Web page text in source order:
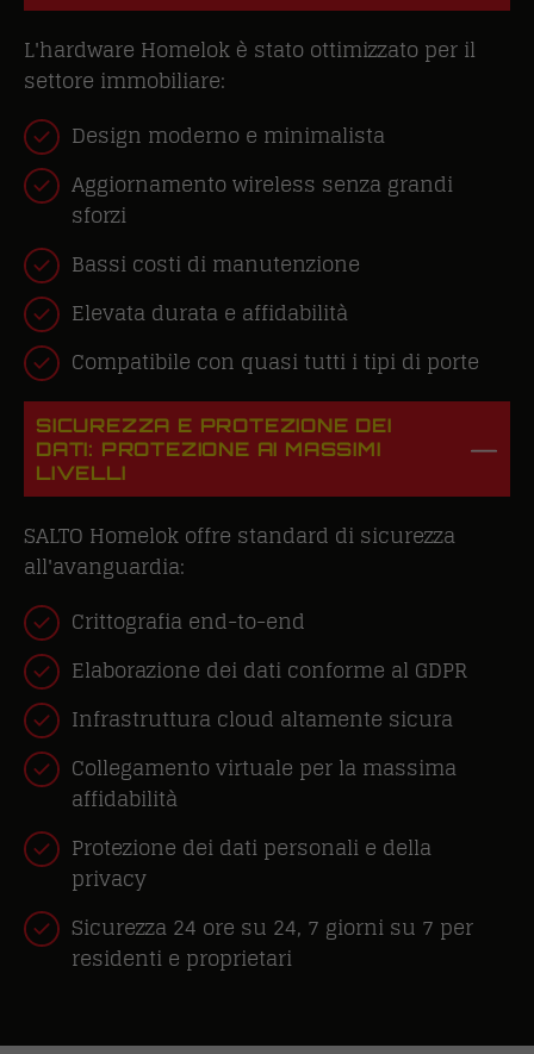
L'hardware Homelok è stato ottimizzato per il
settore immobiliare:
Design moderno e minimalista
Aggiornamento wireless senza grandi
sforzi
Bassi costi di manutenzione
Elevata durata e affidabilità
Compatibile con quasi tutti i tipi di porte
SICUREZZA E PROTEZIONE DEI
DATI: PROTEZIONE AI MASSIMI
LIVELLI
SALTO Homelok offre standard di sicurezza
all'avanguardia:
Crittografia end-to-end
Elaborazione dei dati conforme al GDPR
Infrastruttura cloud altamente sicura
Collegamento virtuale per la massima
affidabilità
Protezione dei dati personali e della
privacy
Sicurezza 24 ore su 24, 7 giorni su 7 per
residenti e proprietari